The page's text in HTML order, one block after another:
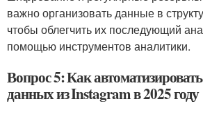
важно организовать данные в
чтобы облегчить их последующий
помощью инструментов аналитики.
Вопрос 5: Как
данных из Instagram в 2025 году